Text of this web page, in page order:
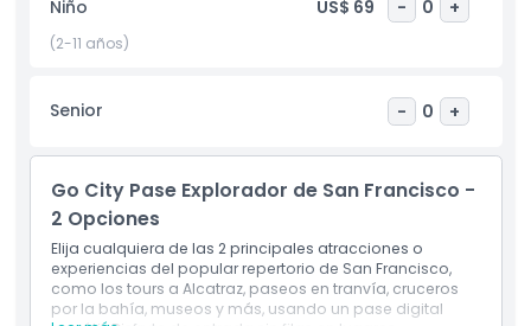
edades. Ya sea que visites el Área de la Bahía o busques
una actividad local para el fin de semana, el Zoológico de
entrada conveniente. Descubre la vida salvaje, la
Aspectos Destacados
Inclusiones
Niño US$ 69 - 0 +
(2-11 años)
Senior - 0 +
Go City Pase Explorador de San Francisco -
2 Opciones
Elija cualquiera de las 2 principales atracciones o
experiencias del popular repertorio de San Francisco,
como los tours a Alcatraz, paseos en tranvía, cruceros
por la bahía, museos y más, usando un pase digital